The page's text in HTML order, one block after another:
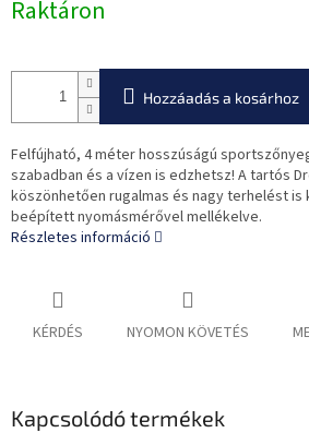
Raktáron
Hozzáadás a kosárhoz
Felfújható, 4 méter hosszúságú
szabadban és a vízen is edzhetsz! A tartós
köszönhetően rugalmas és nagy terhelést is
beépített nyomásmérővel mellékelve.
Részletes információ
KÉRDÉS NYOMON KÖVETÉS
Kapcsolódó termékek